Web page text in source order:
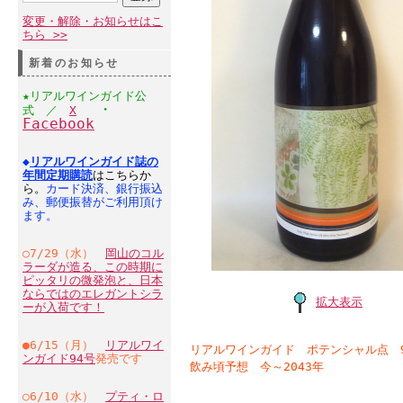
変更・解除・お知らせはこ
ちら >>
新着のお知らせ
★リアルワインガイド公
式 ／ X
・
Facebook
◆ リアルワインガイド誌の
年間定期購読はこちらか
ら。 カード決済、銀行振込
み、郵便振替がご利用頂け
ます。
○7/29（水）
岡山のコル
ラーダが造る、この時期に
ピッタリの微発泡と、日本
ならではのエレガントシラ
ーが入荷です！
●6/15（月）
リアルワイ
ンガイド94号発売です
○6/10（水） プティ・ロ
拡大表示
リアルワインガイド ポテンシャル点
飲み頃予想 今～2043年